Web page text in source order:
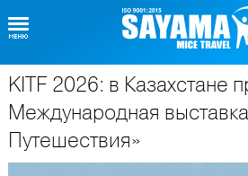
О Таиланде
KITF 2026: в Казахстане
Международная
Путешествия»